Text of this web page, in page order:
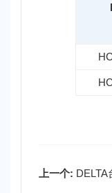
上一个: DELTA